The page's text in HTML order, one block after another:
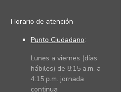
Horario de atención
Punto Ciudadano:
Lunes a viernes (días
hábiles) de 8:15 a.m. a
4:15 p.m. jornada
continua